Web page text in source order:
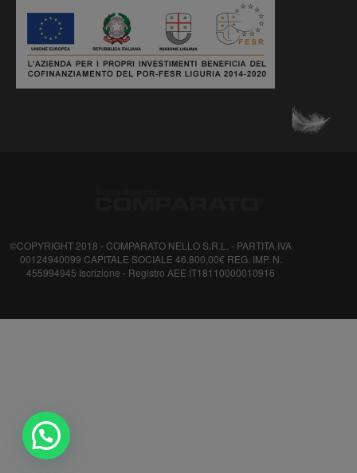
©COPYRIGHT 2018 - COMPARATO NELLO S.R.L. - PARTITA IVA
00124940099 CAPITALE SOCIALE 46.800,00€ REG. IMP. N.
455994945 Iscrizione - Registro AEE IT18110000010916